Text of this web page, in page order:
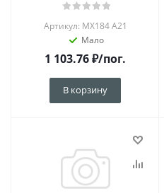
Артикул: MX184 А21
Мало
1 103.76₽/пог.
В корзину